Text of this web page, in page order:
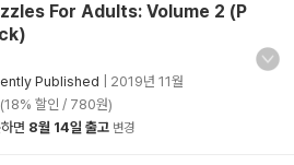
For Adults: Volume 2 (P
Published
2019년 11월
할인 / 780원)
면 8월 14일 출고 변경